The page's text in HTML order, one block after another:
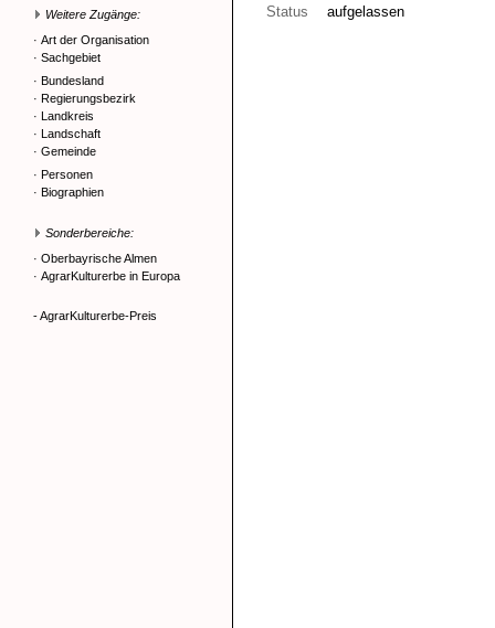
Weitere Zugänge:
· Art der Organisation
· Sachgebiet
· Bundesland
· Regierungsbezirk
· Landkreis
· Landschaft
· Gemeinde
· Personen
· Biographien
Sonderbereiche:
· Oberbayrische Almen
· AgrarKulturerbe in Europa
- AgrarKulturerbe-Preis
Status aufgelassen